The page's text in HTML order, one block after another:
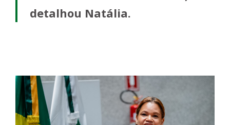
detalhou Natália.